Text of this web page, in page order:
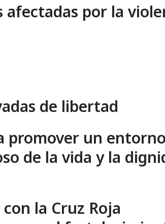
afectadas por la
de libertad
promover un
de la vida y la
la Cruz Roja